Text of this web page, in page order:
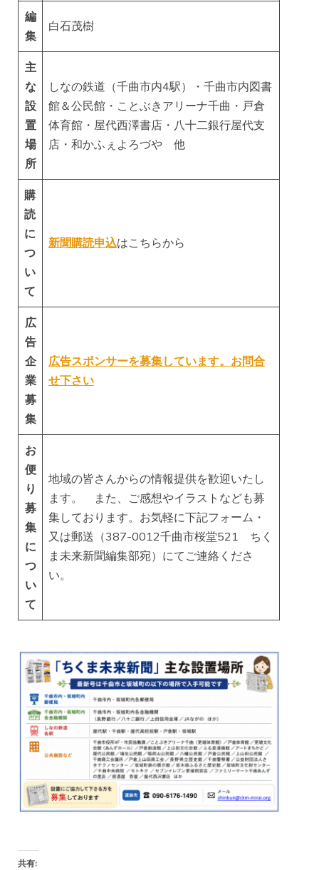
編
集
白石茂樹
主
な
設
置
場
所
しなの鉄道（千曲市内4駅）・千曲市内図書
館＆公民館・ことぶきアリーナ千曲・戸倉
体育館・屋代西澤書店・八十二銀行屋代支
店・和かふぇよろづや 他
購
読
に
つ
い
て
新聞購読申込はこちらから
広
告
企
業
募
集
広告スポンサーを募集しています。お問合
せ下さい
お
便
り
募
集
に
つ
い
て
地域の皆さんからの情報提供を歓迎いたし
ます。 また、ご感想やイラストなども募
集しております。お気軽に下記フォーム・
又は郵送（387-0012千曲市桜堂521 ちく
ま未来新聞編集部宛）にてご連絡くださ
い。
共有: